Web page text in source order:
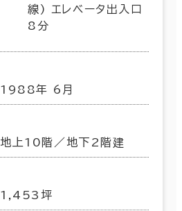
線) エレベータ出入口
8分
1988年 6月
地上10階／地下2階建
1,453坪